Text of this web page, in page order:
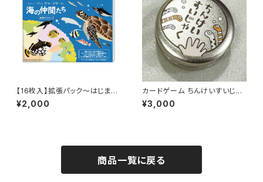
【16枚入】拡張パック～はじまり
の仲間たち～トレーディングカ
ードゲーム海の仲間たち /[16 C
kama-tachi" (Ocean Friend
¥2,000
カードゲーム ちんけいすいじゃ
く/Chinkei Suijaku" Card Ga
me A memory / concentrati
¥3,000
商品一覧に戻る